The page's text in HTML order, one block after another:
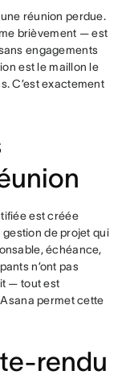
réunion perdue.
brièvement — est
engagements
est le maillon le
C’est exactement
est créée
gestion de projet qui
échéance,
n’ont pas
— tout est
permet cette
rendu